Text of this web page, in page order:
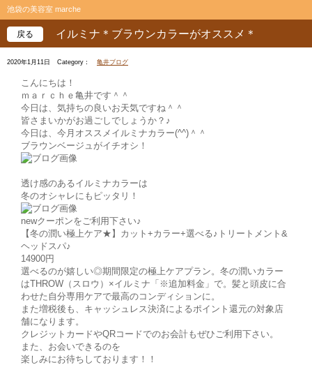
池袋の美容室 marche
イルミナ＊ブラウンカラーがオススメ＊
戻る
2020年1月11日 Category： 亀井ブログ
こんにちは！
ｍａｒｃｈｅ亀井です＾＾
今日は、気持ちの良いお天気ですね＾＾
皆さまいかがお過ごしでしょうか？♪
今日は、今月オススメイルミナカラー(^^)＾＾
ブラウンベージュがイチオシ！
透け感のあるイルミナカラーは
冬のオシャレにもピッタリ！
newクーポンをご利用下さい♪
【冬の潤い極上ケア★】カット+カラー+選べる♪トリートメント&
ヘッドスパ♪
14900円
選べるのが嬉しい◎期間限定の極上ケアプラン。冬の潤いカラー
はTHROW（スロウ）×イルミナ「※追加料金」で。髪と頭皮に合
わせた自分専用ケアで最高のコンディションに。
また増税後も、キャッシュレス決済によるポイント還元の対象店
舗になります。
クレジットカードやQRコードでのお会計もぜひご利用下さい。
また、お会いできるのを
楽しみにお待ちしております！！